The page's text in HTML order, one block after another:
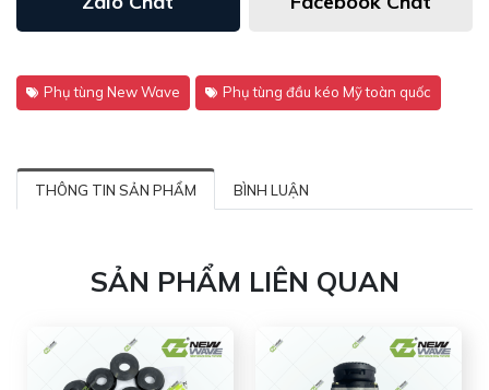
Phụ tùng New Wave Phụ tùng đầu kéo Mỹ toàn quốc
THÔNG TIN SẢN PHẨM BÌNH LUẬN
SẢN PHẨM LIÊN QUAN